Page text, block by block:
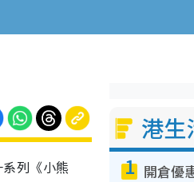
列《小熊
港生
1